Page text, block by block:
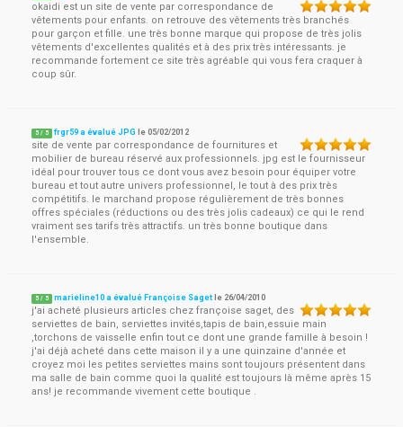
okaidi est un site de vente par correspondance de
vêtements pour enfants. on retrouve des vêtements très branchés
pour garçon et fille. une très bonne marque qui propose de très jolis
vêtements d'excellentes qualités et à des prix très intéressants. je
recommande fortement ce site très agréable qui vous fera craquer à
coup sûr.
5 / 5 frgr59 a évalué JPG le05/02/2012
site de vente par correspondance de fournitures et
mobilier de bureau réservé aux professionnels. jpg est le fournisseur
idéal pour trouver tous ce dont vous avez besoin pour équiper votre
bureau et tout autre univers professionnel, le tout à des prix très
compétitifs. le marchand propose régulièrement de très bonnes
offres spéciales (réductions ou des très jolis cadeaux) ce qui le rend
vraiment ses tarifs très attractifs. un très bonne boutique dans
l'ensemble.
5 / 5 marieline10 a évalué Françoise Saget le 26/04/2010
j'ai acheté plusieurs articles chez françoise saget, des
serviettes de bain, serviettes invités,tapis de bain,essuie main
,torchons de vaisselle enfin tout ce dont une grande famille à besoin !
j'ai déjà acheté dans cette maison il y a une quinzaine d'année et
croyez moi les petites serviettes mains sont toujours présentent dans
ma salle de bain comme quoi la qualité est toujours là même après 15
ans! je recommande vivement cette boutique .